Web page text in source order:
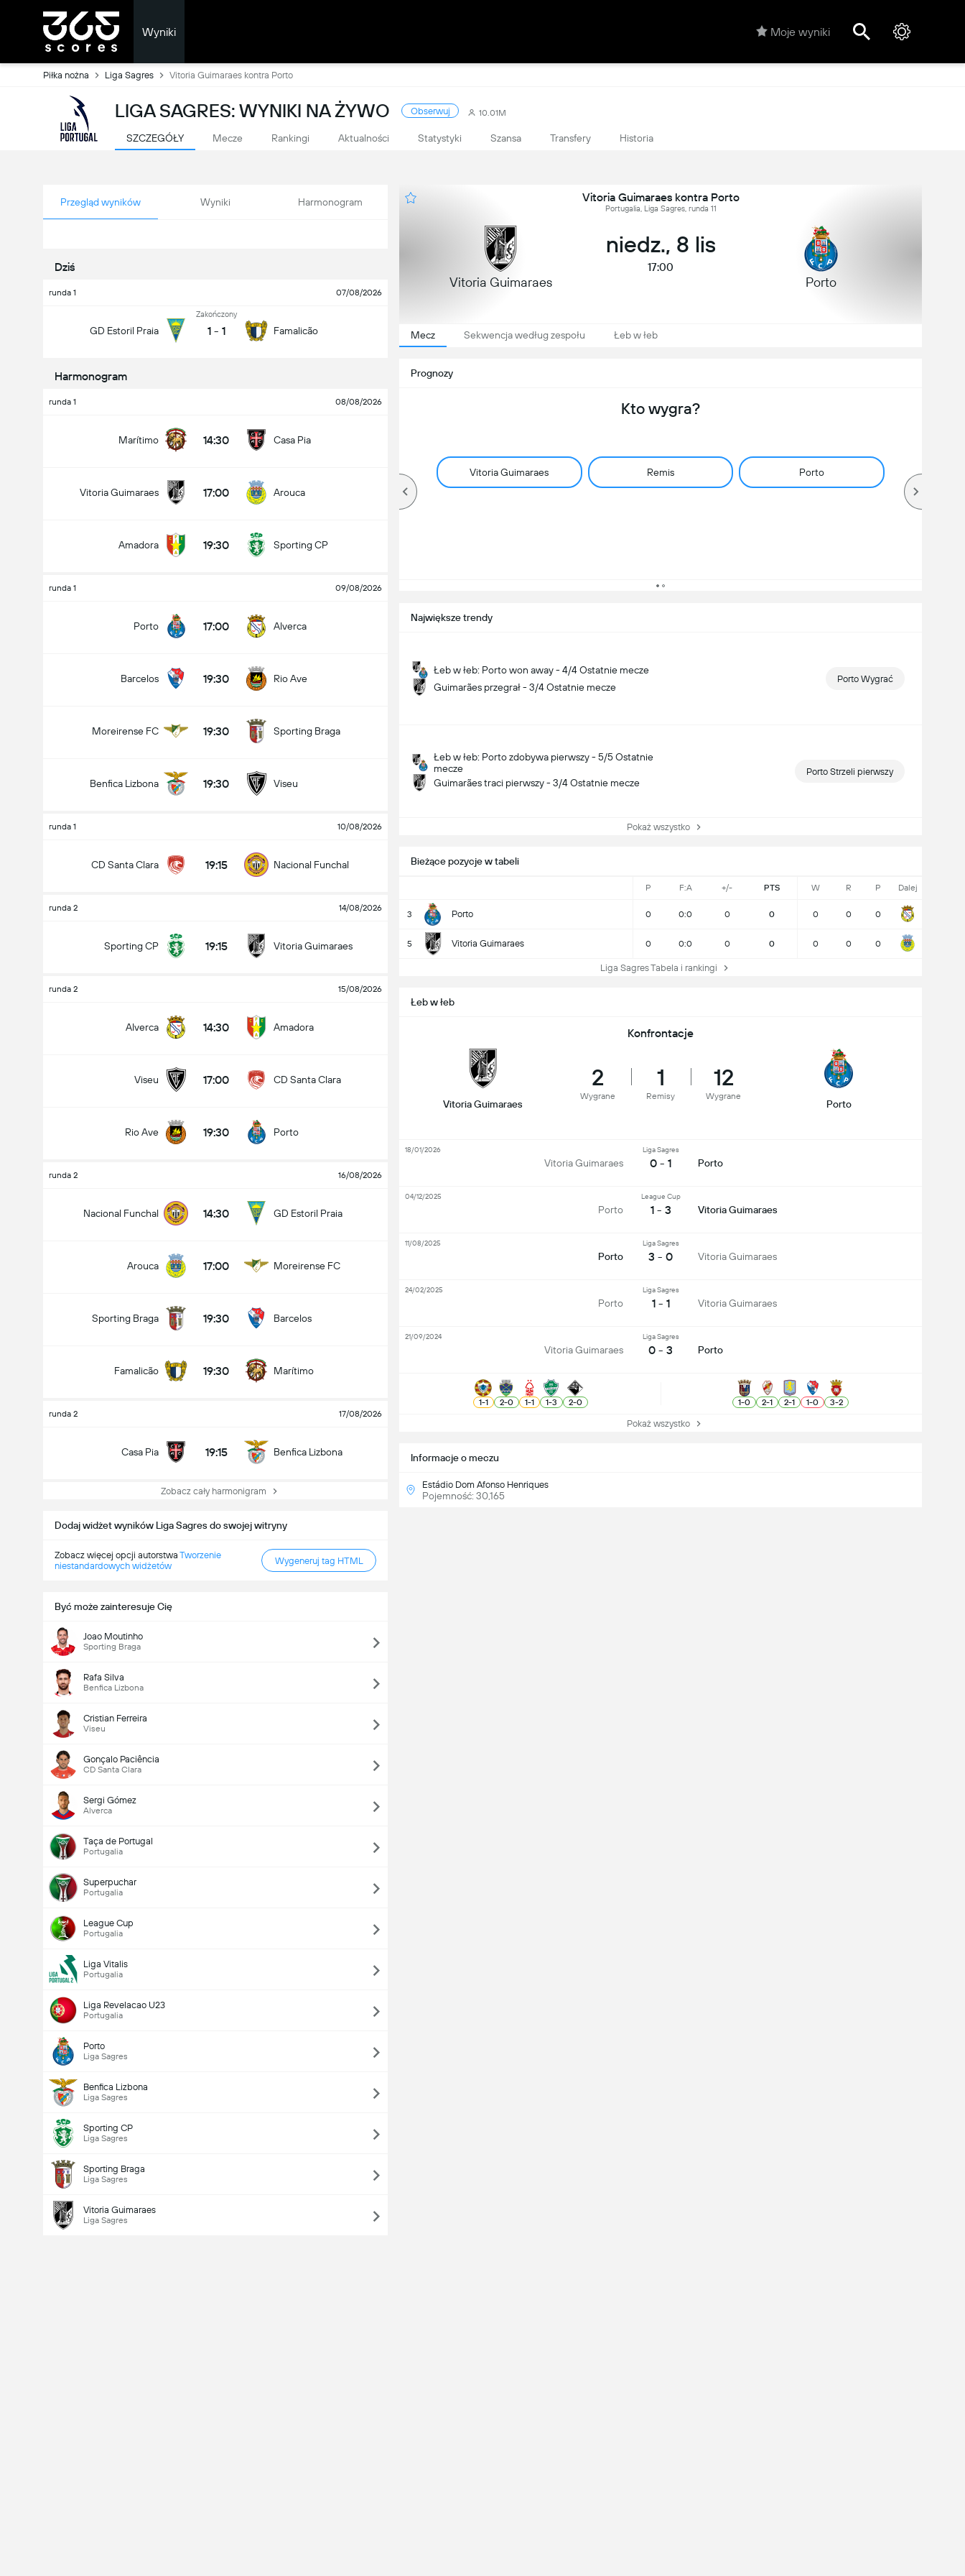
Wyniki Moje wyniki
Piłka nożna Liga Sagres Vitoria Guimaraes kontra Porto
LIGA SAGRES: WYNIKI NA ŻYWO Obserwuj 10.01M
SZCZEGÓŁY Mecze Rankingi Aktualności Statystyki Szansa Transfery Historia
Przegląd wyników Wyniki Harmonogram
Dziś
runda 1 07/08/2026
GD Estoril Praia
Zakończony
1 - 1 Famalicão
Harmonogram
runda 1 08/08/2026
Marítimo 14:30 Casa Pia
Vitoria Guimaraes 17:00 Arouca
Amadora 19:30 Sporting CP
runda 1 09/08/2026
Porto 17:00 Alverca
Barcelos 19:30 Rio Ave
Moreirense FC 19:30 Sporting Braga
Benfica Lizbona 19:30 Viseu
runda 1 10/08/2026
CD Santa Clara 19:15 Nacional Funchal
runda 2 14/08/2026
Sporting CP 19:15 Vitoria Guimaraes
runda 2 15/08/2026
Alverca 14:30 Amadora
Viseu 17:00 CD Santa Clara
Rio Ave 19:30 Porto
runda 2 16/08/2026
Nacional Funchal 14:30 GD Estoril Praia
Arouca 17:00 Moreirense FC
Sporting Braga 19:30 Barcelos
Famalicão 19:30 Marítimo
runda 2 17/08/2026
Casa Pia 19:15 Benfica Lizbona
Zobacz cały harmonigram
Dodaj widżet wyników Liga Sagres do swojej witryny
Zobacz więcej opcji autorstwa Tworzenie
niestandardowych widżetów
Wygeneruj tag HTML
Być może zainteresuje Cię
Joao Moutinho
Sporting Braga
Rafa Silva
Benfica Lizbona
Cristian Ferreira
Viseu
Gonçalo Paciência
CD Santa Clara
Sergi Gómez
Alverca
Taça de Portugal
Portugalia
Superpuchar
Portugalia
League Cup
Portugalia
Liga Vitalis
Portugalia
Liga Revelacao U23
Portugalia
Porto
Liga Sagres
Benfica Lizbona
Liga Sagres
Sporting CP
Liga Sagres
Sporting Braga
Liga Sagres
Vitoria Guimaraes
Liga Sagres
Vitoria Guimaraes kontra Porto
Portugalia, Liga Sagres, runda 11
Vitoria Guimaraes
niedz., 8 lis
17:00
Porto
Mecz Sekwencja według zespołu Łeb w łeb
Prognozy
Kto wygra?
Vitoria Guimaraes Remis Porto
Liczba goli w meczu (2.5)
Największe trendy
Łeb w łeb: Porto won away - 4/4 Ostatnie mecze
Guimarães przegrał - 3/4 Ostatnie mecze
Porto Wygrać
Łeb w łeb: Porto zdobywa pierwszy - 5/5 Ostatnie
mecze
Guimarães traci pierwszy - 3/4 Ostatnie mecze
Porto Strzeli pierwszy
Pokaż wszystko
Bieżące pozycje w tabeli
P F:A +/- PTS W R P Dalej
3 Porto 0 0:0 0 0 0 0 0
5 Vitoria Guimaraes 0 0:0 0 0 0 0 0
Liga Sagres Tabela i rankingi
Informacje o meczu
Estádio Dom Afonso Henriques
Pojemność: 30,165
Łeb w łeb
Konfrontacje
Vitoria Guimaraes
2
Wygrane
1
Remisy
12
Wygrane
Porto
Vitoria Guimaraes
Liga Sagres
0 - 1 Porto
18/01/2026
Porto
League Cup
1 - 3 Vitoria Guimaraes
04/12/2025
Porto
Liga Sagres
3 - 0 Vitoria Guimaraes
11/08/2025
Porto
Liga Sagres
1 - 1 Vitoria Guimaraes
24/02/2025
Vitoria Guimaraes
Liga Sagres
0 - 3 Porto
21/09/2024
1-1 2-0 1-1 1-3 2-0 1-0 2-1 2-1 1-0 3-2
Pokaż wszystko